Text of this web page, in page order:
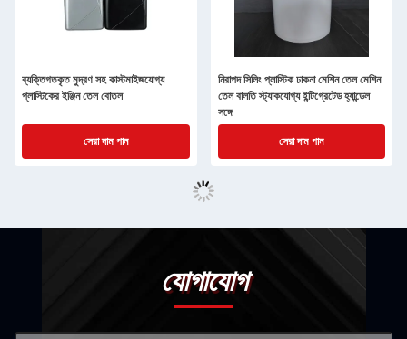
ব্যক্তিগতকৃত মুদ্রণ সহ কাস্টমাইজযোগ্য
প্লাস্টিকের ইঞ্জিন তেল বোতল
সেরা দাম পান
নিরাপদ সিলিং প্লাস্টিক ঢাকনা মেশিন তেল মেশিন
তেল বালতি স্ট্যাকযোগ্য ইন্টিগ্রেটেড হ্যান্ডেল
সঙ্গে
সেরা দাম পান
যোগাযোগ